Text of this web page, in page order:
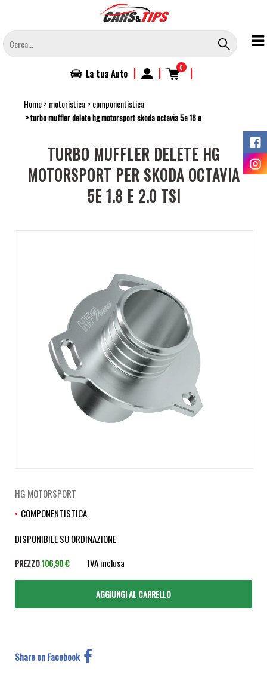
contenuto
principale
La tuaAuto | | 0 |
Home motoristica componentistica
turbo muffler delete hg motorsport skoda octavia 5e 18 e
TURBO MUFFLER DELETE HG
MOTORSPORT PER SKODA OCTAVIA
5E 1.8 E 2.0 TSI
HG MOTORSPORT
COMPONENTISTICA
DISPONIBILE SU ORDINAZIONE
PREZZO106,90 € IVA inclusa
Share on Facebook